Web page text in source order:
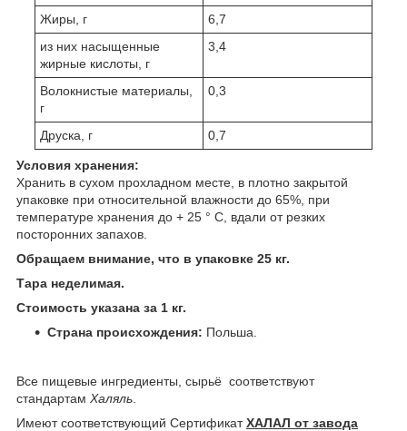
Жиры, г
6,7
из них насыщенные
жирные кислоты, г
3,4
Волокнистые материалы,
г
0,3
Друска, г 0,7
Условия хранения:
Хранить в сухом прохладном месте, в плотно закрытой
упаковке при относительной влажности до 65%, при
температуре хранения до + 25 ° C, вдали от резких
посторонних запахов.
Обращаем внимание, что в упаковке 25 кг.
Тара неделимая.
Стоимость указана за 1 кг.
Страна происхождения: Польша.
Все пищевые ингредиенты, сырьё соответствуют
стандартам Халяль
Имеют соответствующий СертификатХАЛАЛ от завода